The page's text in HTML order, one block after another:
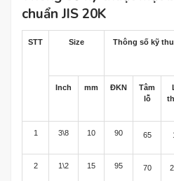
chuẩn JIS 20K
STT Size
Thông số kỹ
Inch mm ĐKN
Tâm
lỗ
1 3\8 10 90 65
2 1\2 15 95 70